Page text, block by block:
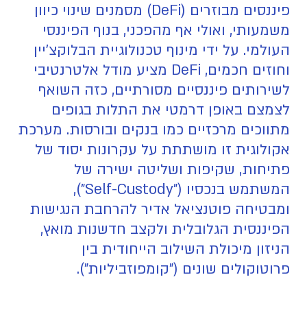
פיננסים מבוזרים (DeFi) מסמנים שינוי כיוון
משמעותי, ואולי אף מהפכני, בנוף הפיננסי
העולמי. על ידי מינוף טכנולוגיית הבלוקצ'יין
וחוזים חכמים, DeFi מציע מודל אלטרנטיבי
לשירותים פיננסיים מסורתיים, כזה השואף
לצמצם באופן דרמטי את התלות בגופים
מתווכים מרכזיים כמו בנקים ובורסות. מערכת
אקולוגית זו מושתתת על עקרונות יסוד של
פתיחות, שקיפות ושליטה ישירה של
המשתמש בנכסיו ("Self-Custody"),
ומבטיחה פוטנציאל אדיר להרחבת הנגישות
הפיננסית הגלובלית ולקצב חדשנות מואץ,
הניזון מיכולת השילוב הייחודית בין
פרוטוקולים שונים ("קומפוזביליות").